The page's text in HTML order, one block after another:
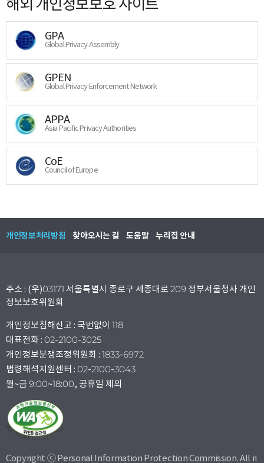
GPA
Global Privacy Assembly
GPEN
Global Privacy Enforcement Network
APPA
Asia Pacific Privacy Authorities
CoE
Council of Europe
개인정보처리방침 찾아오시는 길 도움말 누리집 안내
주소 : (우)03171 서울특별시 종로구 세종대로 209 정부서울청사 개인
정보보호위원회
개인정보침해신고 : 국번없이 118
대표전화 : 02-2100-3025
개인정보분쟁조정위원회 : 1833-6972
법령해석지원센터 : 02-2100-3043
월~금 9:00~18:00, 공휴일 제외
Copyright ⓒ Personal Information Protection Commission. All ri